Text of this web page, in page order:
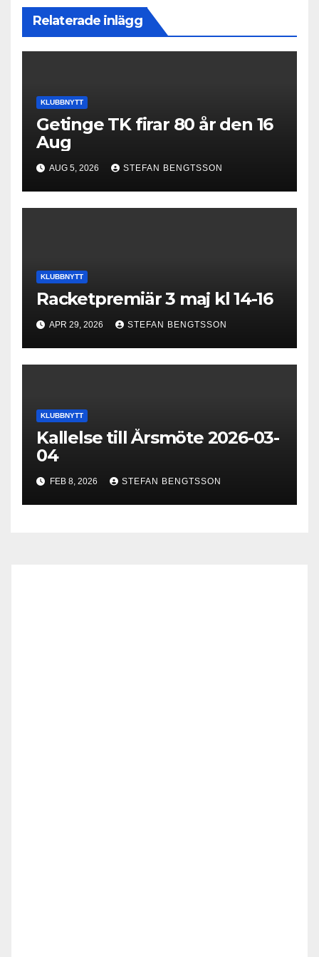
Relaterade inlägg
KLUBBNYTT
Getinge TK firar 80 år den 16
Aug
AUG 5, 2026 STEFAN BENGTSSON
KLUBBNYTT
Racketpremiär 3 maj kl 14-16
APR 29, 2026 STEFAN BENGTSSON
KLUBBNYTT
Kallelse till Årsmöte 2026-03-
04
FEB 8, 2026 STEFAN BENGTSSON